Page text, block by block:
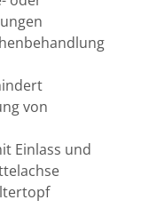
von
Einlass und